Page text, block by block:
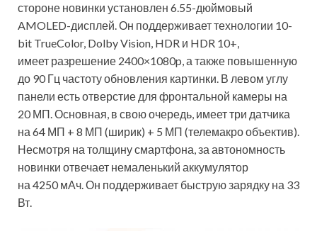
стороне новинки установлен 6.55-дюймовый
AMOLED-дисплей. Он поддерживает технологии 10-
bit TrueColor, Dolby Vision, HDR и HDR 10+,
имеет разрешение 2400×1080p, а также повышенную
до 90 Гц частоту обновления картинки. В левом углу
панели есть отверстие для фронтальной камеры на
20 МП. Основная, в свою очередь, имеет три датчика
на 64 МП + 8 МП (ширик) + 5 МП (телемакро объектив).
Несмотря на толщину смартфона, за автономность
новинки отвечает немаленький аккумулятор
на 4250 мАч. Он поддерживает быструю зарядку на 33
Вт.